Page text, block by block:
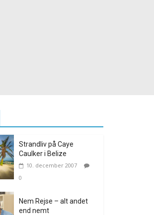
Strandliv på Caye
Caulker i Belize
10. december 2007
0
Nem Rejse – alt andet
end nemt